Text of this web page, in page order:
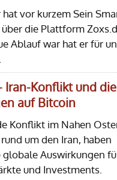
hat vor kurzem Sein
die Plattform
Ablauf war hat er für
Iran-Konflikt und die
auf Bitcoin
Konflikt im Nahen
um den Iran, haben
globale Auswirkungen
und Investments.